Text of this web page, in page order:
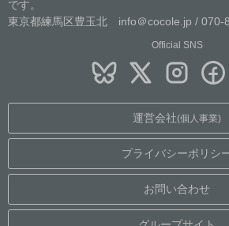
です。
東京都練馬区豊玉北 info＠cocole.jp / 070-
Official SNS
運営会社(個人事業)
プライバシーポリシ
お問い合わせ